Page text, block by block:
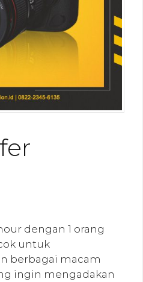
dengan 1 orang
untuk
berbagai macam
ingin mengadakan